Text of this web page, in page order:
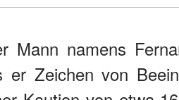
Mann namens
er Zeichen von